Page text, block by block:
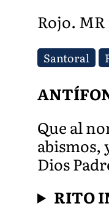
Rojo. MR
Santoral
Que al
abismos,
Dios
RITO